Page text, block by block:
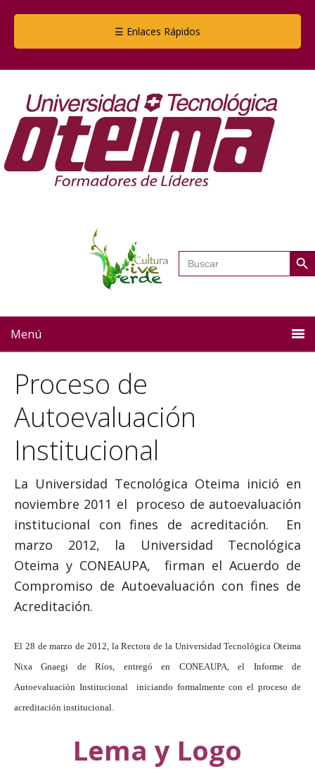
☰ Enlaces Rápidos
Buscar: Botón
Menú
Proceso de
Autoevaluación
Institucional
La Universidad Tecnológica Oteima inició en
noviembre 2011 el proceso de autoevaluación
institucional con fines de acreditación. En
marzo 2012, la Universidad Tecnológica
Oteima y CONEAUPA, firman el Acuerdo de
Compromiso de Autoevaluación con fines de
Acreditación.
El 28 de marzo de 2012, la Rectora de la Universidad Tecnológica Oteima
Nixa Gnaegi de Ríos, entregó en CONEAUPA, el Informe de
Autoevaluación Institucional iniciando formalmente con el proceso de
acreditación institucional.
Lema y Logo